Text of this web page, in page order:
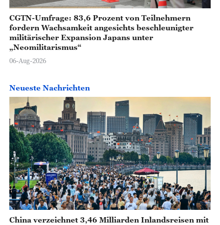
CGTN-Umfrage: 83,6 Prozent von Teilnehmern
fordern Wachsamkeit angesichts beschleunigter
militärischer Expansion Japans unter
„Neomilitarismus“
06-Aug-2026
Neueste Nachrichten
China verzeichnet 3,46 Milliarden Inlandsreisen mit